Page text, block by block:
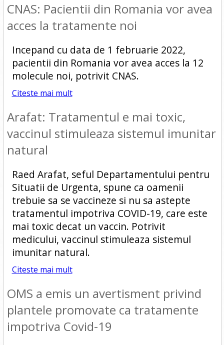
CNAS: Pacientii din Romania vor avea
acces la tratamente noi
Incepand cu data de 1 februarie 2022,
pacientii din Romania vor avea acces la 12
molecule noi, potrivit CNAS.
Citeste mai mult
Arafat: Tratamentul e mai toxic,
vaccinul stimuleaza sistemul imunitar
natural
Raed Arafat, seful Departamentului pentru
Situatii de Urgenta, spune ca oamenii
trebuie sa se vaccineze si nu sa astepte
tratamentul impotriva COVID-19, care este
mai toxic decat un vaccin. Potrivit
medicului, vaccinul stimuleaza sistemul
imunitar natural.
Citeste mai mult
OMS a emis un avertisment privind
plantele promovate ca tratamente
impotriva Covid-19